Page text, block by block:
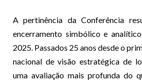
A pertinência da Conferência
encerramento simbólico e
2025. Passados 25 anos desde o
nacional de visão estratégica de
uma avaliação mais profunda do